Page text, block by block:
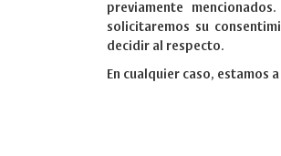
previamente
solicitaremos su
decidir al respecto.
En cualquier caso, estamos